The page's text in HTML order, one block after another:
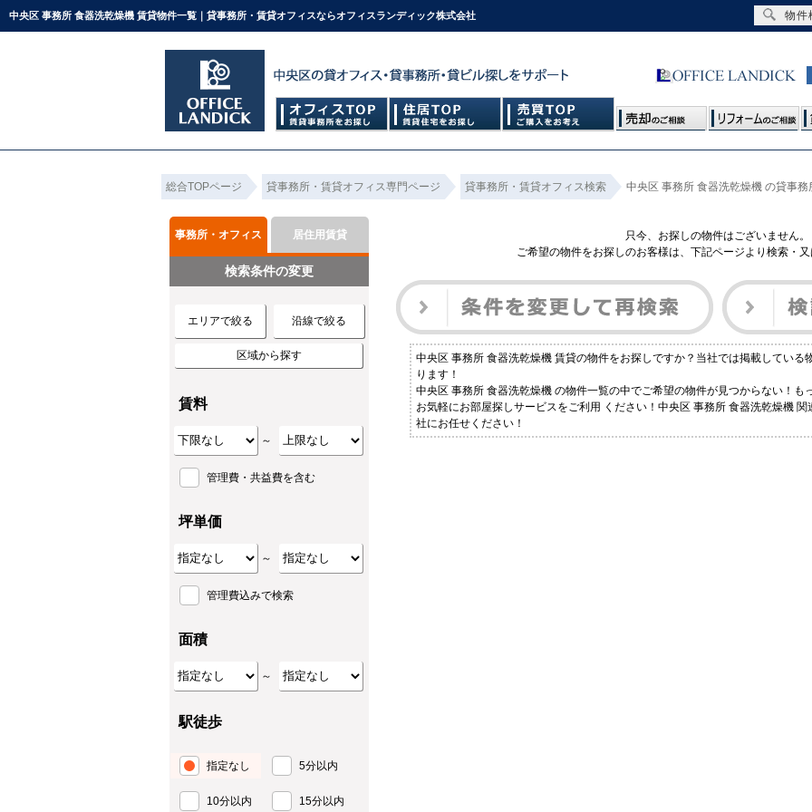
中央区 事務所 食器洗乾燥機 賃貸物件一覧｜貸事務所・賃貸オフィスならオフィスランディック株式会社
総合TOPページ 貸事務所・賃貸オフィス専門ページ 貸事務所・賃貸オフィス検索 中央区 事務所 食器洗乾燥機 の貸事
只今、お探しの物件はございません。
ご希望の物件をお探しのお客様は、下記ページより検索・又
中央区 事務所 食器洗乾燥機 賃貸の物件をお探しですか？当社では掲載している
ります！
中央区 事務所 食器洗乾燥機 の物件一覧の中でご希望の物件が見つからない！も
お気軽にお部屋探しサービスをご利用 ください！中央区 事務所 食器洗乾燥機
社にお任せください！
事務所・オフィス 居住用賃貸
検索条件の変更
エリアで絞る 沿線で絞る
区域から探す
賃料
～
管理費・共益費を含む
坪単価
～
管理費込みで検索
面積
～
駅徒歩
指定なし 5分以内
10分以内 15分以内
物件